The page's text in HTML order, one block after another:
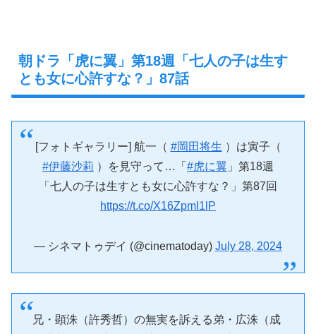
朝ドラ「虎に翼」第18週「七人の子は生す
とも女に心許すな？」87話
[フォトギャラリー] 航一（ #岡田将生 ）は寅子（
#伊藤沙莉 ）を見守って…「 #虎に翼 」第18週
「七人の子は生すとも女に心許すな？」第87回
https://t.co/X16ZpmI1lP
— シネマトゥデイ (@cinematoday) July 28, 2024
兄・顕洙（許秀哲）の無実を訴える弟・広洙（成